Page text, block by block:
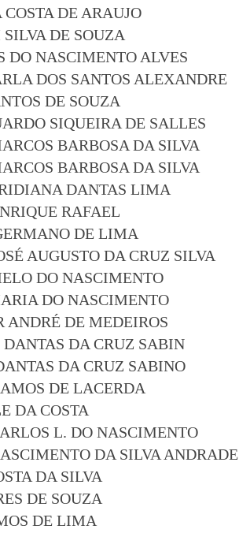
DE ARAUJO
DE SOUZA
DO NASCIMENTO ALVES
DOS SANTOS ALEXANDRE
DE SOUZA
SIQUEIRA DE SALLES
BARBOSA DA SILVA
BARBOSA DA SILVA
DANTAS LIMA
RAFAEL
DE LIMA
AUGUSTO DA CRUZ SILVA
DO NASCIMENTO
DO NASCIMENTO
ANDRÉ DE MEDEIROS
DA CRUZ SABIN
DA CRUZ SABINO
DE LACERDA
DA COSTA
L. DO NASCIMENTO
DA SILVA ANDRADE
DA SILVA
DE SOUZA
DE LIMA